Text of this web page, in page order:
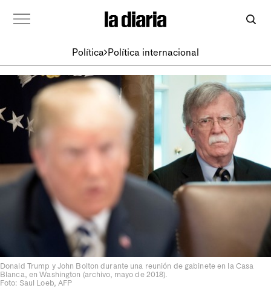
Política Política internacional
Donald Trump y John Bolton durante una reunión de gabinete en la Casa
Blanca, en Washington (archivo, mayo de 2018).
Foto: Saul Loeb, AFP